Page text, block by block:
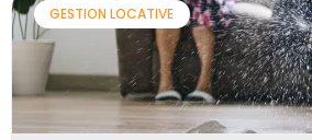
GESTION LOCATIVE